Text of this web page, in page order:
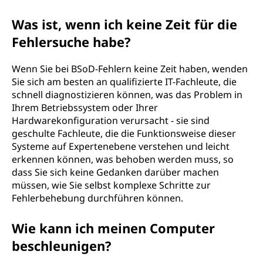
Was ist, wenn ich keine Zeit für die
Fehlersuche habe?
Wenn Sie bei BSoD-Fehlern keine Zeit haben, wenden
Sie sich am besten an qualifizierte IT-Fachleute, die
schnell diagnostizieren können, was das Problem in
Ihrem Betriebssystem oder Ihrer
Hardwarekonfiguration verursacht - sie sind
geschulte Fachleute, die die Funktionsweise dieser
Systeme auf Expertenebene verstehen und leicht
erkennen können, was behoben werden muss, so
dass Sie sich keine Gedanken darüber machen
müssen, wie Sie selbst komplexe Schritte zur
Fehlerbehebung durchführen können.
Wie kann ich meinen Computer
beschleunigen?